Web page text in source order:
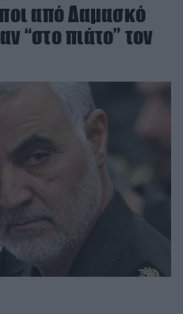
από Δαμασκό
“στο πιάτο” τον